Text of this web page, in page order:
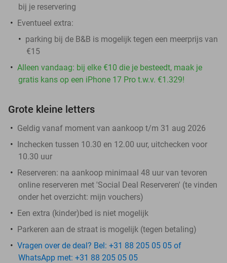
bij je reservering
Eventueel extra:
parking bij de B&B is mogelijk tegen een meerprijs van
€15
Alleen vandaag: bij elke €10 die je besteedt, maak je
gratis kans op een iPhone 17 Pro t.w.v. €1.329!
Grote kleine letters
Geldig vanaf moment van aankoop t/m 31 aug 2026
Inchecken tussen 10.30 en 12.00 uur, uitchecken voor
10.30 uur
Reserveren: na aankoop minimaal 48 uur van tevoren
online reserveren met 'Social Deal Reserveren' (te vinden
onder het overzicht: mijn vouchers)
Een extra (kinder)bed is niet mogelijk
Parkeren aan de straat is mogelijk (tegen betaling)
Vragen over de deal? Bel: +31 88 205 05 05 of
WhatsApp met: +31 88 205 05 05